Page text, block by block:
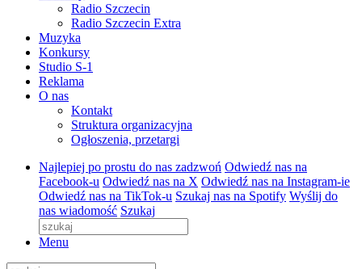
Radio Szczecin
Radio Szczecin Extra
Muzyka
Konkursy
Studio S-1
Reklama
O nas
Kontakt
Struktura organizacyjna
Ogłoszenia, przetargi
Najlepiej po prostu do nas zadzwoń Odwiedź nas na
Facebook-u Odwiedź nas na X Odwiedź nas na Instagram-ie
Odwiedź nas na TikTok-u Szukaj nas na Spotify Wyślij do
nas wiadomość Szukaj
Menu